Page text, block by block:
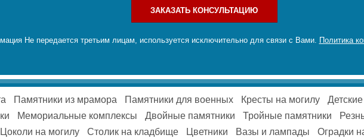
ЗАКАЗАТЬ КОНСУЛЬТАЦИЮ
Не передается третьим лицам, используется исключительно для связи с Вами. Политика
Памятники из мрамора Памятники для военных Кресты на могилу
Мемориальные комплексы Двойные памятники Тройные памятники
Цоколи на могилу Столик на кладбище Цветники Вазы и лампады
Оградки